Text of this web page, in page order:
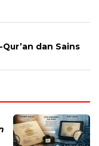
dan Sains